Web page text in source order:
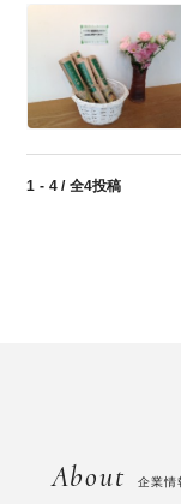
1 - 4 / 全4投稿
About 企業情